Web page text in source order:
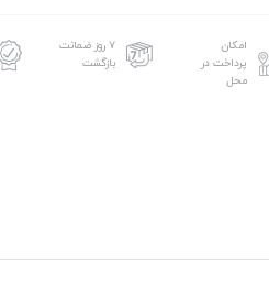
امکان
پرداخت در
محل
۷ روز ضمانت
بازگشت